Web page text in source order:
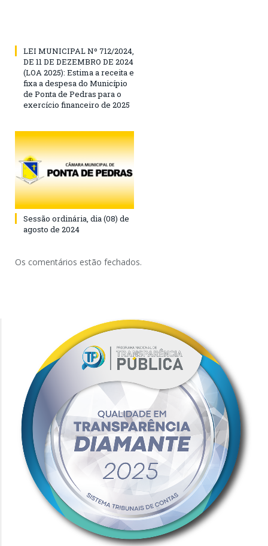
LEI MUNICIPAL Nº 712/2024,
DE 11 DE DEZEMBRO DE 2024
(LOA 2025): Estima a receita e
fixa a despesa do Município
de Ponta de Pedras para o
exercício financeiro de 2025
Sessão ordinária, dia (08) de
agosto de 2024
Os comentários estão fechados.